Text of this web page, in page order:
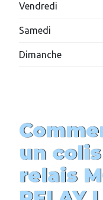
Vendredi
Samedi
Dimanche
un
relais